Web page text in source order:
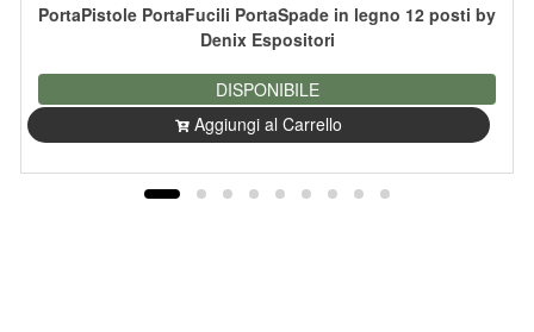
PortaPistole PortaFucili PortaSpade in legno 12 posti by
Denix Espositori
DISPONIBILE
Aggiungi al Carrello